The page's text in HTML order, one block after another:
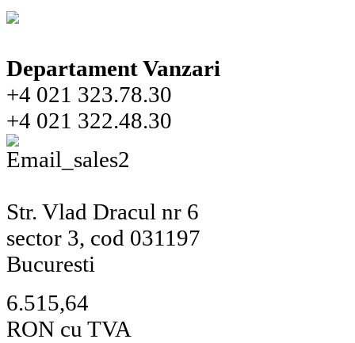
Departament Vanzari
+4 021 323.78.30
+4 021 322.48.30
Str. Vlad Dracul nr 6
sector 3, cod 031197
Bucuresti
6.515,64
RON cu TVA